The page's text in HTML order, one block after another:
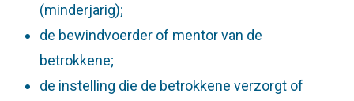
(minderjarig);
de bewindvoerder of mentor van de
betrokkene;
de instelling die de betrokkene verzorgt of